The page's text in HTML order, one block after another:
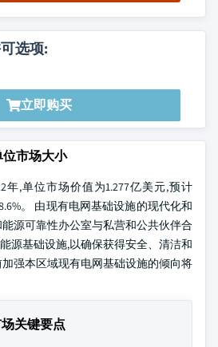
选项:
立即购买
市场大小
年,单位市场价值为1.277亿美元,预计
。 由现有电网基础设施的现代化和
源可靠性办公室与私营和公共伙伴合
源基础设施,以确保获得安全、清洁和
强本区域现有电网基础设施的倾向将
关键要点